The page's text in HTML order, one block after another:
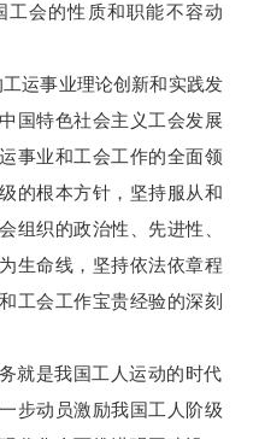
会的性质和职能不容动
运事业理论创新和实践发
国特色社会主义工会发展
事业和工会工作的全面领
的根本方针，坚持服从和
组织的政治性、先进性、
生命线，坚持依法依章程
工会工作宝贵经验的深刻
是我国工人运动的时代
步动员激励我国工人阶级